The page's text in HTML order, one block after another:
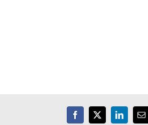
Facebook
X LinkedIn